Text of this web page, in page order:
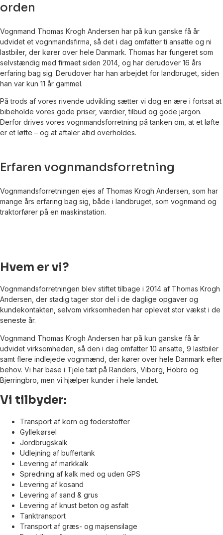
orden
Vognmand Thomas Krogh Andersen har på kun ganske få år
udvidet et vognmandsfirma, så det i dag omfatter ti ansatte og ni
lastbiler, der kører over hele Danmark. Thomas har fungeret som
selvstændig med firmaet siden 2014, og har derudover 16 års
erfaring bag sig. Derudover har han arbejdet for landbruget, siden
han var kun 11 år gammel.
På trods af vores rivende udvikling sætter vi dog en ære i fortsat at
bibeholde vores gode priser, værdier, tilbud og gode jargon.
Derfor drives vores vognmandsforretning på tanken om, at et løfte
er et løfte – og at aftaler altid overholdes.
Erfaren vognmandsforretning
Vognmandsforretningen ejes af Thomas Krogh Andersen, som har
mange års erfaring bag sig, både i landbruget, som vognmand og
traktorfører på en maskinstation.
Hvem er vi?
Vognmandsforretningen blev stiftet tilbage i 2014 af Thomas Krogh
Andersen, der stadig tager stor del i de daglige opgaver og
kundekontakten, selvom virksomheden har oplevet stor vækst i de
seneste år.
Vognmand Thomas Krogh Andersen har på kun ganske få år
udvidet virksomheden, så den i dag omfatter 10 ansatte, 9 lastbiler
samt flere indlejede vognmænd, der kører over hele Danmark efter
behov. Vi har base i Tjele tæt på Randers, Viborg, Hobro og
Bjerringbro, men vi hjælper kunder i hele landet.
Vi tilbyder:
Transport af korn og foderstoffer
Gyllekørsel
Jordbrugskalk
Udlejning af buffertank
Levering af markkalk
Spredning af kalk med og uden GPS
Levering af kosand
Levering af sand & grus
Levering af knust beton og asfalt
Tanktransport
Transport af græs- og majsensilage